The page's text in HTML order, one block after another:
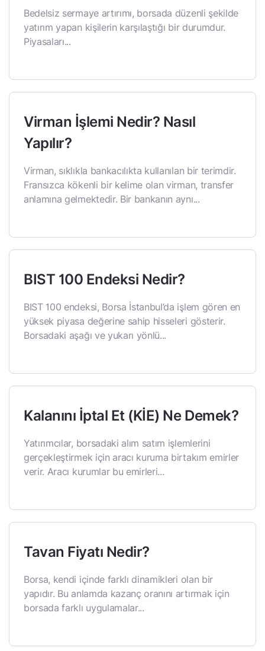
Bedelsiz sermaye artırımı, borsada düzenli şekilde
yatırım yapan kişilerin karşılaştığı bir durumdur.
Piyasaları...
Virman İşlemi Nedir? Nasıl
Yapılır?
Virman, sıklıkla bankacılıkta kullanılan bir terimdir.
Fransızca kökenli bir kelime olan virman, transfer
anlamına gelmektedir. Bir bankanın aynı...
BIST 100 Endeksi Nedir?
BIST 100 endeksi, Borsa İstanbul’da işlem gören en
yüksek piyasa değerine sahip hisseleri gösterir.
Borsadaki aşağı ve yukarı yönlü...
Kalanını İptal Et (KİE) Ne Demek?
Yatırımcılar, borsadaki alım satım işlemlerini
gerçekleştirmek için aracı kuruma birtakım emirler
verir. Aracı kurumlar bu emirleri...
Tavan Fiyatı Nedir?
Borsa, kendi içinde farklı dinamikleri olan bir
yapıdır. Bu anlamda kazanç oranını artırmak için
borsada farklı uygulamalar...